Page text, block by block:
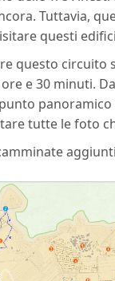
Tuttavia,
questi
questo circuito
e 30 minuti.
tutte le foto